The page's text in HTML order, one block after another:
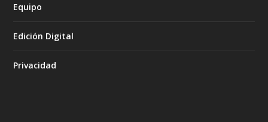
Equipo
Edición Digital
Privacidad